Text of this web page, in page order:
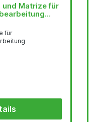
und Matrize für
für